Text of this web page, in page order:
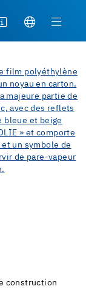
construction